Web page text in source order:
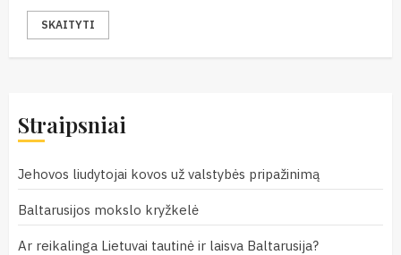
SKAITYTI
Straipsniai
Jehovos liudytojai kovos už valstybės pripažinimą
Baltarusijos mokslo kryžkelė
Ar reikalinga Lietuvai tautinė ir laisva Baltarusija?